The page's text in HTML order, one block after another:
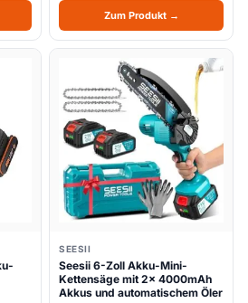
Zum Produkt →
SEESII
Seesii 6-Zoll Akku-Mini-
Kettensäge mit 2x 4000mAh
Akkus und automatischem Öler